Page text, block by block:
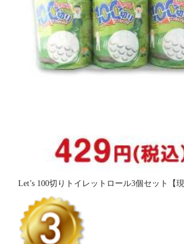
Let’s 100切りトイレットロール3個セット【現